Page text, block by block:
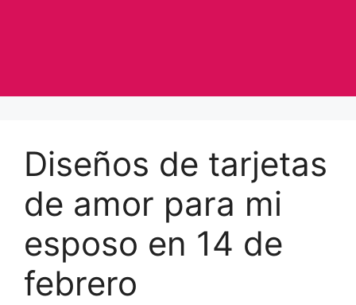
Diseños de tarjetas
de amor para mi
esposo en 14 de
febrero